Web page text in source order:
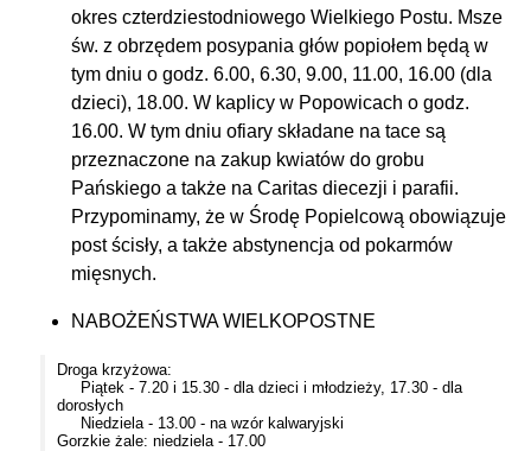
okres czterdziestodniowego Wielkiego Postu. Msze
św. z obrzędem posypania głów popiołem będą w
tym dniu o godz. 6.00, 6.30, 9.00, 11.00, 16.00 (dla
dzieci), 18.00. W kaplicy w Popowicach o godz.
16.00. W tym dniu ofiary składane na tace są
przeznaczone na zakup kwiatów do grobu
Pańskiego a także na Caritas diecezji i parafii.
Przypominamy, że w Środę Popielcową obowiązuje
post ścisły, a także abstynencja od pokarmów
mięsnych.
NABOŻEŃSTWA WIELKOPOSTNE
Droga krzyżowa:
Piątek - 7.20 i 15.30 - dla dzieci i młodzieży, 17.30 - dla
dorosłych
Niedziela - 13.00 - na wzór kalwaryjski
Gorzkie żale: niedziela - 17.00